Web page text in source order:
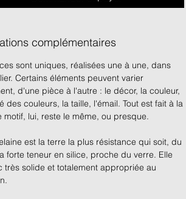
complémentaires
sont uniques, réalisées une à une, dans
Certains éléments peuvent varier
d'une pièce à l'autre : le décor, la couleur,
des couleurs, la taille, l'émail. Tout est fait à la
motif, lui, reste le même, ou presque.
est la terre la plus résistance qui soit, du
forte teneur en silice, proche du verre. Elle
très solide et totalement appropriée au